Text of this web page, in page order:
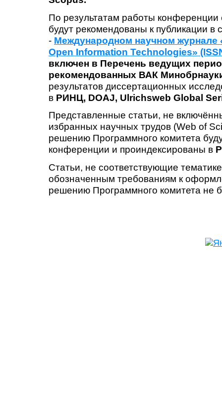
По результатам работы
будут рекомендованы к публикации в
- Международном научном журнале
Open Information Technologies»
включен в Перечень ведущих
рекомендованных ВАК
результатов диссертационных
в РИНЦ, DOAJ, Ulrichsweb Global
Представленные статьи, не
избранных научных трудов (Web of
решению Программного комитета
конференции и проиндексированы в
Статьи, не соответствующие
обозначенным требованиям к
решению Программного комитета не